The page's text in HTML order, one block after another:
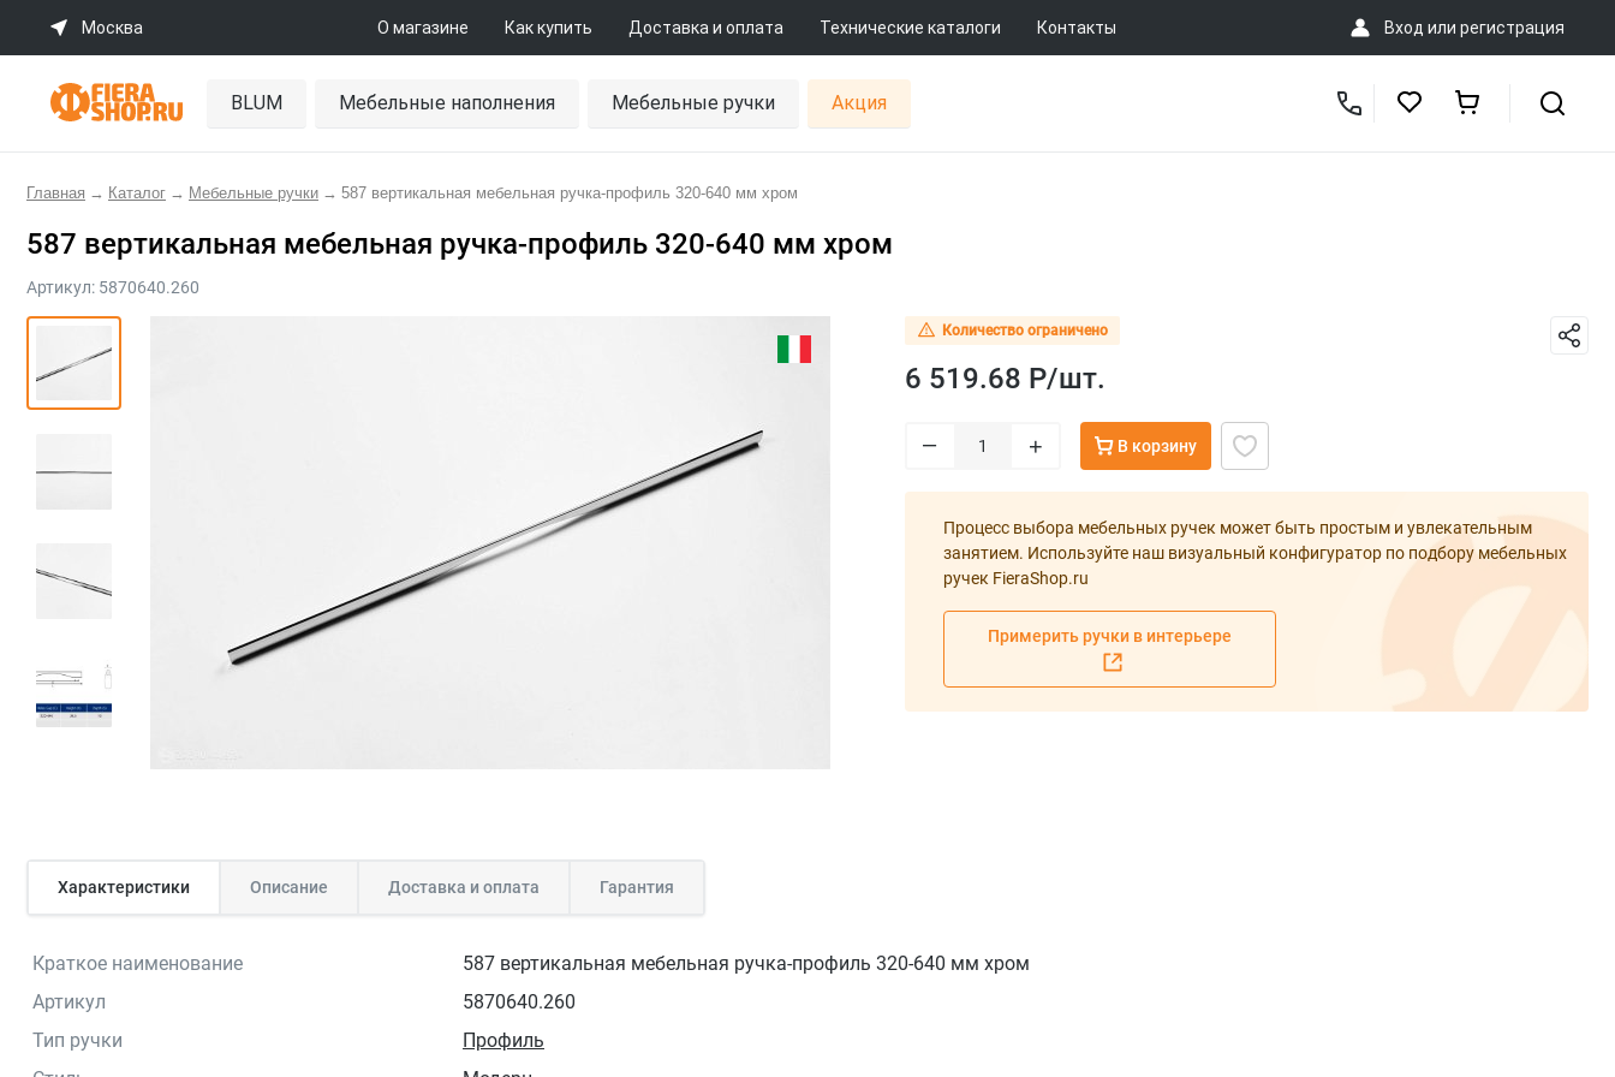
Москва О магазине Как купить Доставка и оплата Технические каталоги Контакты Вход или регистрация
BLUM Мебельные наполнения Мебельные ручки Акция
Главная → Каталог → Мебельные ручки → 587 вертикальная мебельная ручка-профиль 320-640 мм хром
587 вертикальная мебельная ручка-профиль 320-640 мм хром
Артикул: 5870640.260
Количество ограничено
6 519.68 Р/шт.
– + В корзину
Процесс выбора мебельных ручек может быть простым и увлекательным
занятием. Используйте наш визуальный конфигуратор по подбору мебельных
ручек FieraShop.ru
Примерить ручки в интерьере
Характеристики Описание Доставка и оплата Гарантия
Краткое наименование
587 вертикальная мебельная ручка-профиль 320-640 мм хром
Артикул
5870640.260
Тип ручки
Профиль